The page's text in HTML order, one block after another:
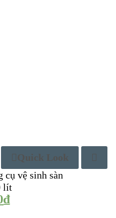
Quick Look
cụ vệ sinh sàn
lít
₫